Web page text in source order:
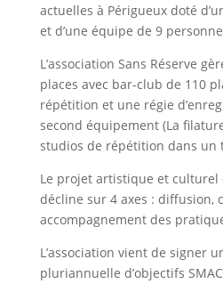
actuelles à Périgueux doté
et d’une équipe de 9
L’association Sans Réserve
places avec bar-club de 110
répétition et une régie
second équipement (La
studios de répétition dans un
Le projet artistique et culturel
décline sur 4 axes : diffusion,
accompagnement des
L’association vient de signer
pluriannuelle d’objectifs